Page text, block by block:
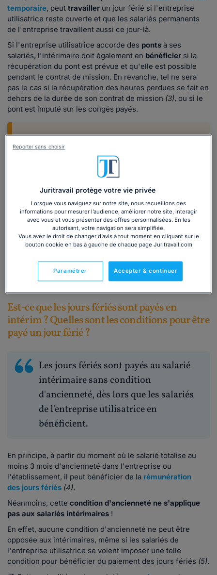
temporaire, peut travailler un jour férié si l'entreprise
utilisatrice reste ouverte et que les salariés permanents
de l'entreprise travaillent aussi ce jour-là.
Si l'entreprise utilisatrice accorde des ponts à ses
salariés, l'intérimaire doit également en bénéficier si la
récupération du pont est prévue et qu'elle est possible
pendant le contrat de mission. En revanche, tel ne sera
pas le cas si la récupération des heures perdues se fait en
dehors de la durée de son contrat de mission (3), ou si le
pont est imputé sur les congés payés.
Besoin d'en savoir plus sur la
rémunération des jours fériés ?
Maintien de rémunération, articulation avec
les congés payés, majoration de salaire...
Découvrez notre dossier dédié à cette
problématique !
Télécharger
Est-ce que les jours fériés sont payés en
intérim ? Quelles sont les conditions pour être
payé un jour férié ?
Les jours fériés sont payés au salarié
intérimaire sans condition
d'ancienneté, dès lors que les salariés
de l'entreprise utilisatrice en
bénéficient.
En principe, à partir du moment où le salarié totalise au
moins 3 mois d'ancienneté dans l'entreprise ou
l'établissement, il peut bénéficier de la rémunération
des jours fériés (4).
Néanmoins, cette condition d'ancienneté ne s'applique
pas aux salariés intérimaires !
En effet, aucune condition d'ancienneté ne peut être
opposée aux intérimaires, même si les salariés de
l'entreprise utilisatrice se voient imposer une telle
condition pour bénéficier du paiement des jours fériés (5).
Juritravail protège votre vie privée
Lorsque vous naviguez sur notre site, nous recueillons des
informations pour mesurer l’audience, améliorer notre site, interagir
avec vous et vous présenter des offres personnalisées. En les
autorisant, votre navigation sera simplifiée.
Vous avez le droit de changer d’avis à tout moment en cliquant sur le
bouton cookie en bas à gauche de chaque page Juritravail.com
Accepter & continuer
Paramétrer
Reporter sans choisir